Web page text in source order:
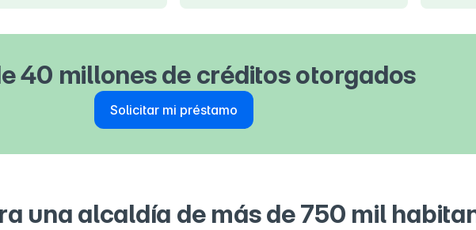
40 millones de créditos otorgados
Solicitar mi préstamo
una alcaldía de más de 750 mil